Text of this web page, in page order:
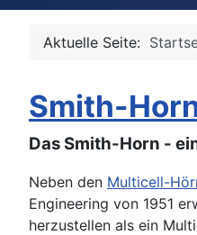
Aktuelle Seite:
Smith-
Das Smith-Horn -
Neben den Multicell-
Engineering von 1951
herzustellen als ein